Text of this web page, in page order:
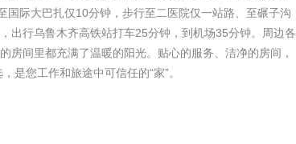
际大巴扎仅10分钟，步行至二医院仅一站路、至碾子沟
出行乌鲁木齐高铁站打车25分钟，到机场35分钟。周边各
房间里都充满了温暖的阳光。贴心的服务、洁净的房间，
是您工作和旅途中可信任的“家”。